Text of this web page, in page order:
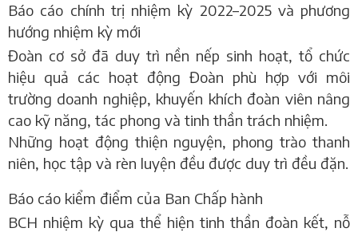
Báo cáo chính trị nhiệm kỳ 2022–2025 và phương
hướng nhiệm kỳ mới
Đoàn cơ sở đã duy trì nền nếp sinh hoạt, tổ chức
hiệu quả các hoạt động Đoàn phù hợp với môi
trường doanh nghiệp, khuyến khích đoàn viên nâng
cao kỹ năng, tác phong và tinh thần trách nhiệm.
Những hoạt động thiện nguyện, phong trào thanh
niên, học tập và rèn luyện đều được duy trì đều đặn.
Báo cáo kiểm điểm của Ban Chấp hành
BCH nhiệm kỳ qua thể hiện tinh thần đoàn kết, nỗ